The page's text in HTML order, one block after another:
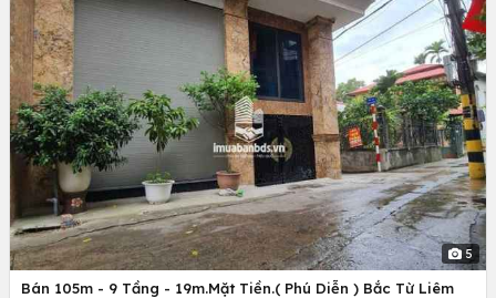
5
Bán 105m - 9 Tầng - 19m.Mặt Tiền.( Phú Diễn ) Bắc Từ Liêm